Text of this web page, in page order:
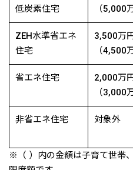
低炭素住宅
（5,000
ZEH水準省エネ
住宅
3,500万
（4,500
省エネ住宅
2,000万
（3,000
非省エネ住宅 対象外
※（ ）内の金額は子育て世帯